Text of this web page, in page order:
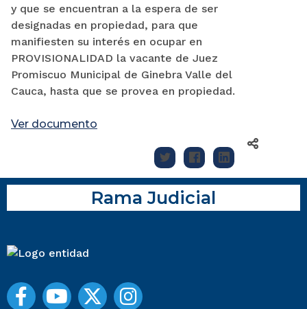
y que se encuentran a la espera de ser
designadas en propiedad, para que
manifiesten su interés en ocupar en
PROVISIONALIDAD la vacante de Juez
Promiscuo Municipal de Ginebra Valle del
Cauca, hasta que se provea en propiedad.
Ver documento
Rama Judicial